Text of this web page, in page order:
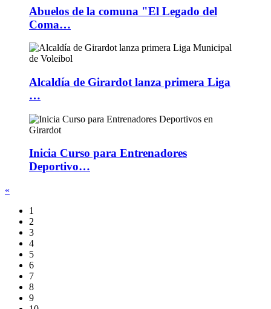
Abuelos de la comuna "El Legado del
Coma…
Alcaldía de Girardot lanza primera Liga
…
Inicia Curso para Entrenadores
Deportivo…
«
1
2
3
4
5
6
7
8
9